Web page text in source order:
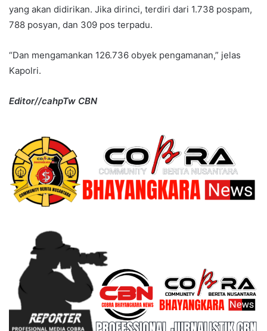
yang akan didirikan. Jika dirinci, terdiri dari 1.738 pospam,
788 posyan, dan 309 pos terpadu.
“Dan mengamankan 126.736 obyek pengamanan,” jelas
Kapolri.
Editor//cahpTw CBN